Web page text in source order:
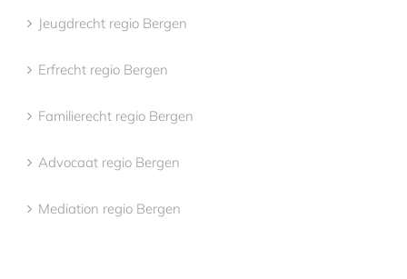
Jeugdrecht regio Bergen
Erfrecht regio Bergen
Familierecht regio Bergen
Advocaat regio Bergen
Mediation regio Bergen